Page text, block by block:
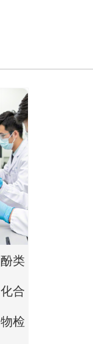
酚类
化合
物检